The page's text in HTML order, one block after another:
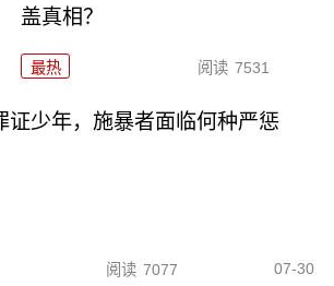
盖真相？
最热 阅读 7531
证少年，施暴者面临何种严惩
阅读 7077 07-30